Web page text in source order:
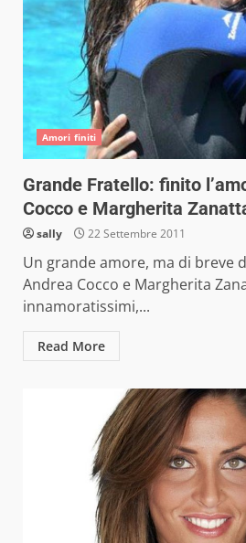
Amori finiti
Grande Fratello: finito
Cocco e Margherita
sally 22 Settembre 2011
Un grande amore, ma di breve
Andrea Cocco e Margherita
innamoratissimi,...
Read More